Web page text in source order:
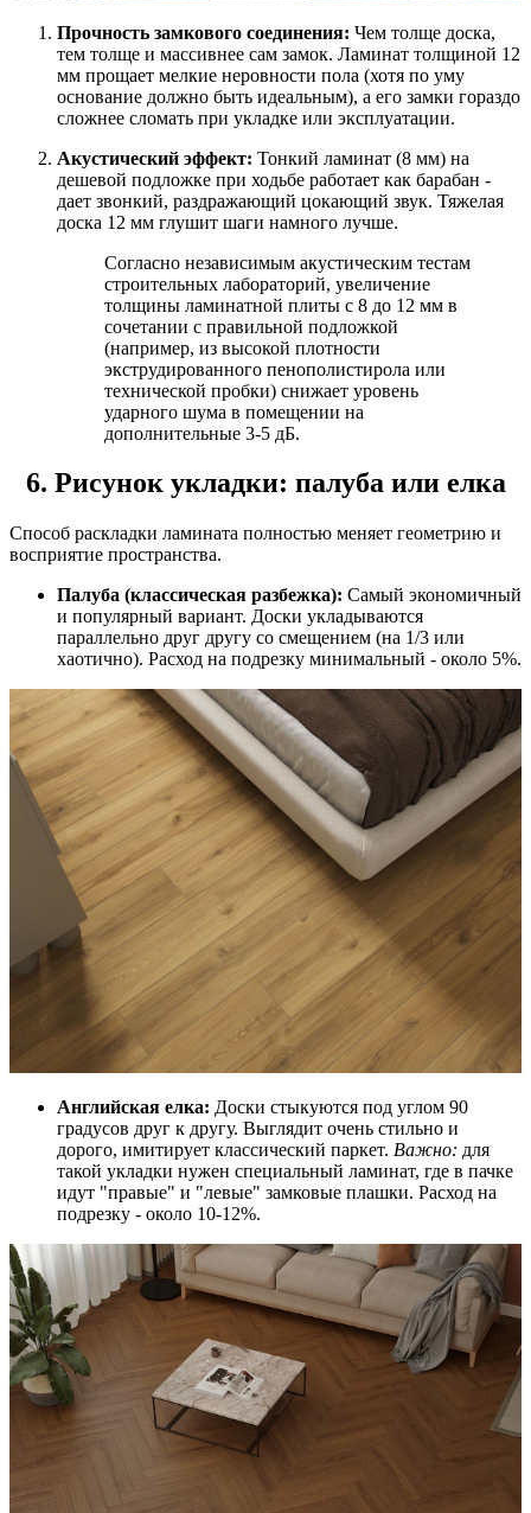
Прочность замкового соединения: Чем толще доска,
тем толще и массивнее сам замок. Ламинат толщиной 12
мм прощает мелкие неровности пола (хотя по уму
основание должно быть идеальным), а его замки гораздо
сложнее сломать при укладке или эксплуатации.
Акустический эффект: Тонкий ламинат (8 мм) на
дешевой подложке при ходьбе работает как барабан -
дает звонкий, раздражающий цокающий звук. Тяжелая
доска 12 мм глушит шаги намного лучше.
Согласно независимым акустическим тестам
строительных лабораторий, увеличение
толщины ламинатной плиты с 8 до 12 мм в
сочетании с правильной подложкой
(например, из высокой плотности
экструдированного пенополистирола или
технической пробки) снижает уровень
ударного шума в помещении на
дополнительные 3-5 дБ.
6. Рисунок укладки: палуба или елка
Способ раскладки ламината полностью меняет геометрию и
восприятие пространства.
Палуба (классическая разбежка): Самый экономичный
и популярный вариант. Доски укладываются
параллельно друг другу со смещением (на 1/3 или
хаотично). Расход на подрезку минимальный - около 5%.
Английская елка: Доски стыкуются под углом 90
градусов друг к другу. Выглядит очень стильно и
дорого, имитирует классический паркет. Важно: для
такой укладки нужен специальный ламинат, где в пачке
идут "правые" и "левые" замковые плашки. Расход на
подрезку - около 10-12%.